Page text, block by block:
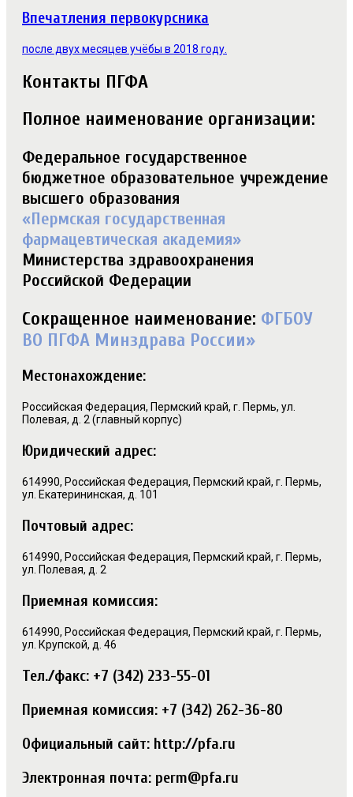
Впечатления первокурсника
после двух месяцев учёбы в 2018 году.
Контакты ПГФА
Полное наименование организации:
Федеральное государственное
бюджетное образовательное учреждение
высшего образования
«Пермская государственная
фармацевтическая академия»
Министерства здравоохранения
Российской Федерации
Сокращенное наименование: ФГБОУ
ВО ПГФА Минздрава России»
Местонахождение:
Российская Федерация, Пермский край, г. Пермь, ул.
Полевая, д. 2 (главный корпус)
Юридический адрес:
614990, Российская Федерация, Пермский край, г. Пермь,
ул. Екатерининская, д. 101
Почтовый адрес:
614990, Российская Федерация, Пермский край, г. Пермь,
ул. Полевая, д. 2
Приемная комиссия:
614990, Российская Федерация, Пермский край, г. Пермь,
ул. Крупской, д. 46
Тел./факс: +7 (342) 233-55-01
Приемная комиссия: +7 (342) 262-36-80
Официальный сайт: http://pfa.ru
Электронная почта: perm@pfa.ru